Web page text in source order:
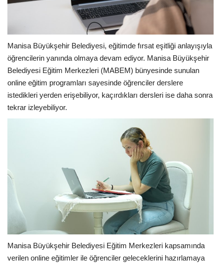
Manisa Büyükşehir Belediyesi, eğitimde fırsat eşitliği anlayışıyla
öğrencilerin yanında olmaya devam ediyor. Manisa Büyükşehir
Belediyesi Eğitim Merkezleri (MABEM) bünyesinde sunulan
online eğitim programları sayesinde öğrenciler derslere
istedikleri yerden erişebiliyor, kaçırdıkları dersleri ise daha sonra
tekrar izleyebiliyor.
Manisa Büyükşehir Belediyesi Eğitim Merkezleri kapsamında
verilen online eğitimler ile öğrenciler geleceklerini hazırlamaya